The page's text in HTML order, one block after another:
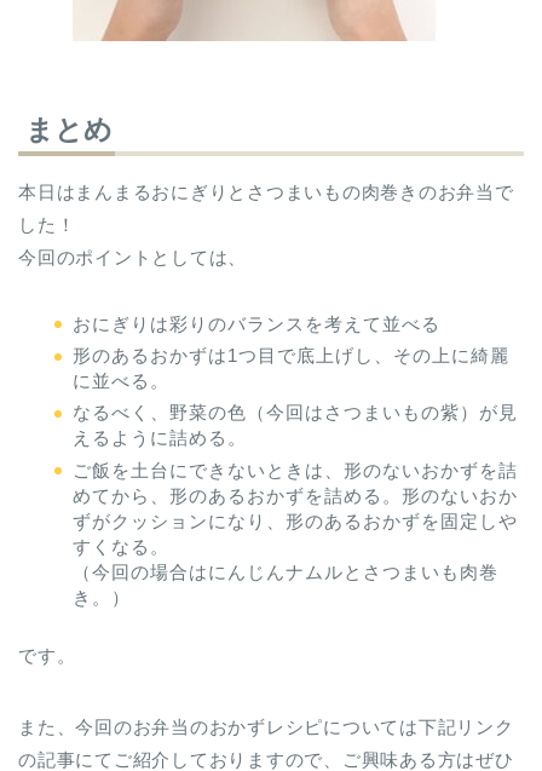
まとめ
本日はまんまるおにぎりとさつまいもの肉巻きのお弁当で
した！
今回のポイントとしては、
おにぎりは彩りのバランスを考えて並べる
形のあるおかずは1つ目で底上げし、その上に綺麗
に並べる。
なるべく、野菜の色（今回はさつまいもの紫）が見
えるように詰める。
ご飯を土台にできないときは、形のないおかずを詰
めてから、形のあるおかずを詰める。形のないおか
ずがクッションになり、形のあるおかずを固定しや
すくなる。
（今回の場合はにんじんナムルとさつまいも肉巻
き。）
です。
また、今回のお弁当のおかずレシピについては下記リンク
の記事にてご紹介しておりますので、ご興味ある方はぜひ